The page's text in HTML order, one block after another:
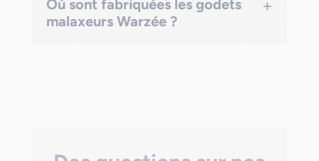
Où sont fabriquées les godets
malaxeurs Warzée ?
+